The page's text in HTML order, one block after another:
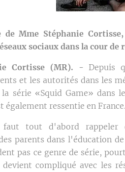
de Mme Stéphanie
sociaux dans la cour de
Cortisse (MR). - Depuis
et les autorités dans les
série «Squid Game» dans
également ressentie en France.
faut tout d'abord
parents dans l'éducation
pas ce genre de série,
compliqué avec les